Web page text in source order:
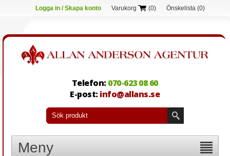
Logga in / Skapa konto Varukorg (0) Önskelista (0)
Telefon: 070-623 08 60
E-post: info@allans.se
Meny